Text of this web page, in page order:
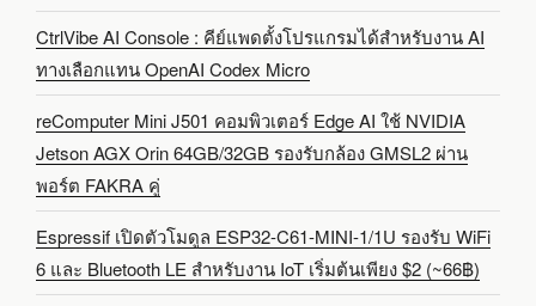
CtrlVibe AI Console : คีย์แพดตั้งโปรแกรมได้สำหรับงาน AI
ทางเลือกแทน OpenAI Codex Micro
reComputer Mini J501 คอมพิวเตอร์ Edge AI ใช้ NVIDIA
Jetson AGX Orin 64GB/32GB รองรับกล้อง GMSL2 ผ่าน
พอร์ต FAKRA คู่
Espressif เปิดตัวโมดูล ESP32-C61-MINI-1/1U รองรับ WiFi
6 และ Bluetooth LE สำหรับงาน IoT เริ่มต้นเพียง $2 (~66฿)